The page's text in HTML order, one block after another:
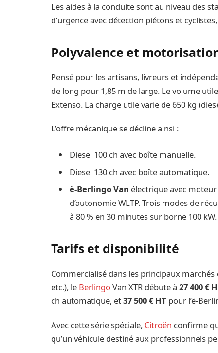
Les aides à la conduite sont au niveau des
d’urgence avec détection piétons et
Polyvalence et
Pensé pour les artisans, livreurs et
de long pour 1,85 m de large. Le volume
Extenso. La charge utile varie de 650 kg
L’offre mécanique se décline ainsi :
Diesel 100 ch avec boîte manuelle.
Diesel 130 ch avec boîte automatique.
ë-Berlingo Van électrique avec
d’autonomie WLTP. Trois modes de
à 80 % en 30 minutes sur borne 100 kW.
Tarifs et disponibilité
Commercialisé dans les principaux
etc.), le BerlingoVan XTR débute à27 400 €
ch automatique, et37 500 € HT pour l’ë-
Avec cette série spéciale, Citroën confirme
qu’un véhicule destiné aux professionnels